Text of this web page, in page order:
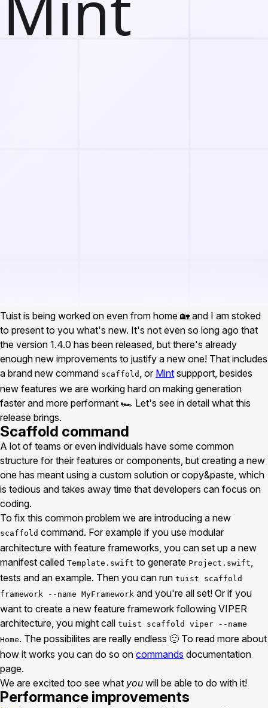
Tuist is being worked on even from home 🏡 and I am stoked
to present to you what's new. It's not even so long ago that
the version 1.4.0 has been released, but there's already
enough new improvements to justify a new one! That includes
a brand new command scaffold , or Mint suppport, besides
new features we are working hard on making generation
faster and more performant 🏎 Let's see in detail what this
release brings.
Scaffold command
A lot of teams or even individuals have some common
structure for their features or components, but creating a new
one has meant using a custom solution or copy&paste, which
is tedious and takes away time that developers can focus on
coding.
To fix this common problem we are introducing a new
scaffold command. For example if you use modular
architecture with feature frameworks, you can set up a new
manifest called Template.swift to generate Project.swift,
tests and an example. Then you can run tuist scaffold
framework --name MyFramework and you're all set! Or if you
want to create a new feature framework following VIPER
architecture, you might call tuist scaffold viper --name
Home. The possibilites are really endless 🙂 To read more about
how it works you can do so on commands documentation
page.
We are excited too see what you will be able to do with it!
Performance improvements